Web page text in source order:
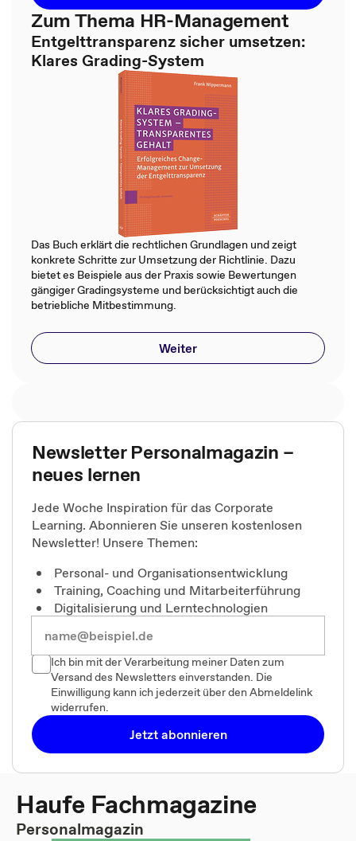
Zum Thema HR-Management
Entgelttransparenz sicher umsetzen:
Klares Grading-System
Das Buch erklärt die rechtlichen Grundlagen und zeigt
konkrete Schritte zur Umsetzung der Richtlinie. Dazu
bietet es Beispiele aus der Praxis sowie Bewertungen
gängiger Gradingsysteme und berücksichtigt auch die
betriebliche Mitbestimmung.
Weiter
Newsletter Personalmagazin –
neues lernen
Jede Woche Inspiration für das Corporate
Learning. Abonnieren Sie unseren kostenlosen
Newsletter! Unsere Themen:
Personal- und Organisationsentwicklung
Training, Coaching und Mitarbeiterführung
Digitalisierung und Lerntechnologien
Ich bin mit der Verarbeitung meiner Daten zum
Versand des Newsletters einverstanden. Die
Einwilligung kann ich jederzeit über den Abmeldelink
widerrufen.
Jetzt abonnieren
Haufe Fachmagazine
Personalmagazin